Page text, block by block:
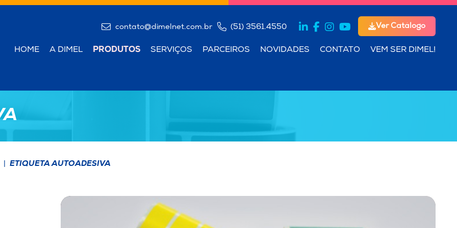
contato@dimelnet.com.br (51) 3561.4550 Ver Catálogo
HOME A DIMEL PRODUTOS SERVIÇOS PARCEIROS NOVIDADES CONTATO VEM SER DIMEL!
ETIQUETA AUTOADESIVA